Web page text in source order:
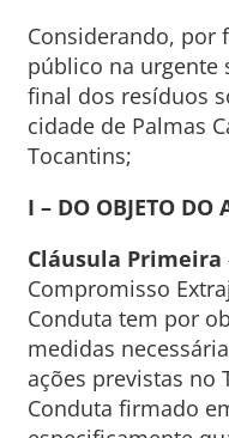
Considerando, por
público na urgente
final dos resíduos
cidade de Palmas
Tocantins;
I – DO OBJETO DO
Cláusula Primeira
Compromisso
Conduta tem por
medidas
ações previstas no
Conduta firmado